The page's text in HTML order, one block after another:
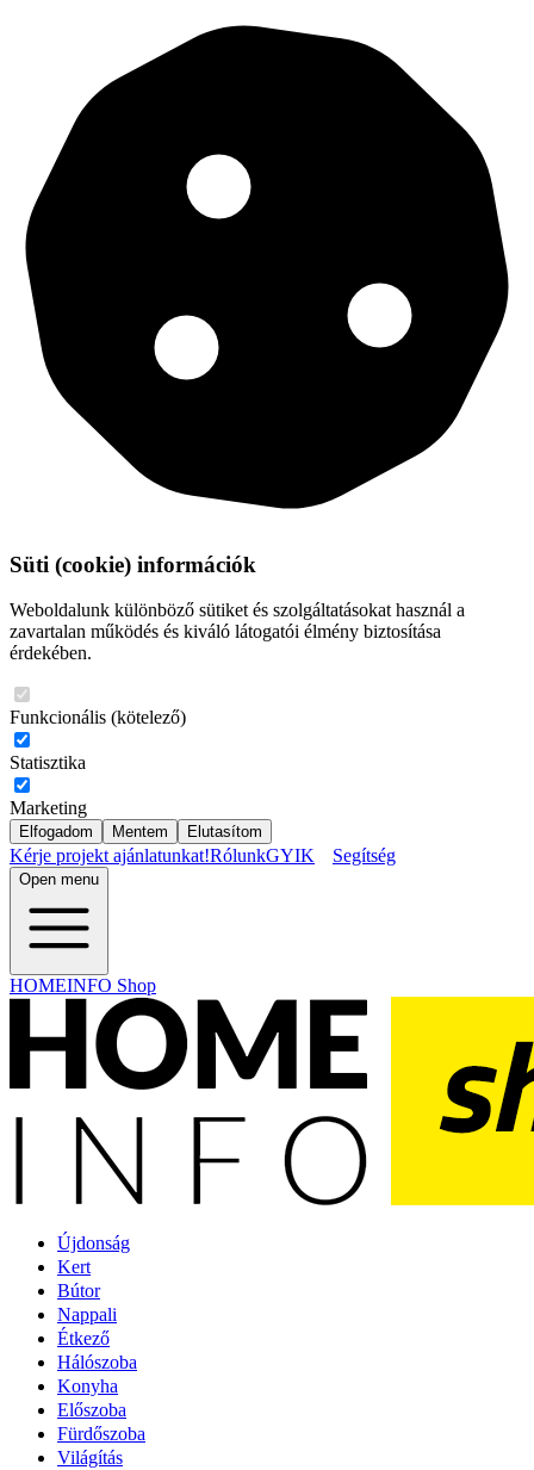
Süti (cookie) információk
Weboldalunk különböző sütiket és szolgáltatásokat használ a
zavartalan működés és kiváló látogatói élmény biztosítása
érdekében.
Funkcionális (kötelező)
Statisztika
Marketing
Elfogadom Mentem Elutasítom
Kérje projekt ajánlatunkat!RólunkGYIK Segítség
Open menu
HOMEINFO Shop
Újdonság
Kert
Bútor
Nappali
Étkező
Hálószoba
Konyha
Előszoba
Fürdőszoba
Világítás